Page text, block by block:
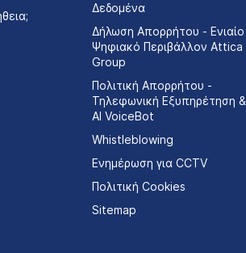
Δεδομένα
Δήλωση Απορρήτου - Ενιαίο
Ψηφιακό Περιβάλλον Attica
Group
Πολιτική Απορρήτου -
Τηλεφωνική Εξυπηρέτηση &
AI VoiceBot
Whistleblowing
Ενημέρωση για CCTV
Πολιτική Cookies
Sitemap